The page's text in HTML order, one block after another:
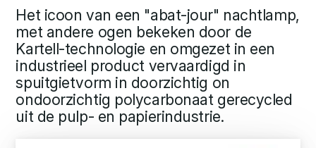
Het icoon van een "abat-jour" nachtlamp,
met andere ogen bekeken door de
Kartell-technologie en omgezet in een
industrieel product vervaardigd in
spuitgietvorm in doorzichtig on
ondoorzichtig polycarbonaat gerecycled
uit de pulp- en papierindustrie.